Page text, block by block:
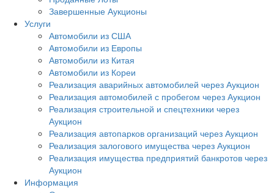
Завершенные Аукционы
Услуги
Автомобили из США
Автомобили из Европы
Автомобили из Китая
Автомобили из Кореи
Реализация аварийных автомобилей через Аукцион
Реализация автомобилей с пробегом через Аукцион
Реализация строительной и спецтехники через
Аукцион
Реализация автопарков организаций через Аукцион
Реализация залогового имущества через Аукцион
Реализация имущества предприятий банкротов через
Аукцион
Информация